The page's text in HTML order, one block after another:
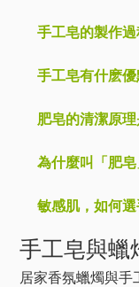
手工皂的製作
手工皂有什麽優
肥皂的清潔原理
為什麼叫「肥皂
敏感肌，如何選
手工皂與蠟
居家香氛蠟燭與